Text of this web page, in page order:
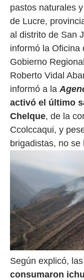
pastos naturales
de Lucre,
al distrito de San
informó la Oficina
Gobierno
Roberto Vidal
informó a la
activó el último
Chelque, de la
Ccolccaqui, y
brigadistas, no se
Según explicó, las
consumaron